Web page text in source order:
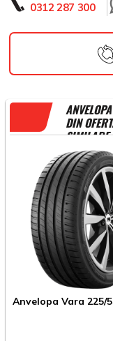
0312 287 300
DIN
SIMILARE
Anvelopa Vara 225/